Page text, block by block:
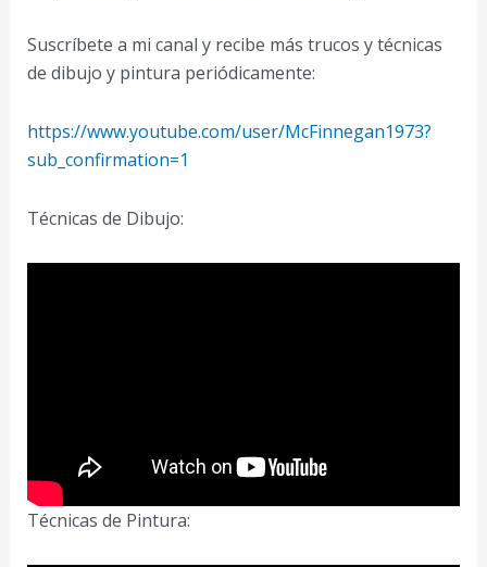
Suscríbete a mi canal y recibe más trucos y técnicas
de dibujo y pintura periódicamente:
https://www.youtube.com/user/McFinnegan1973?
sub_confirmation=1
Técnicas de Dibujo:
Técnicas de Pintura: